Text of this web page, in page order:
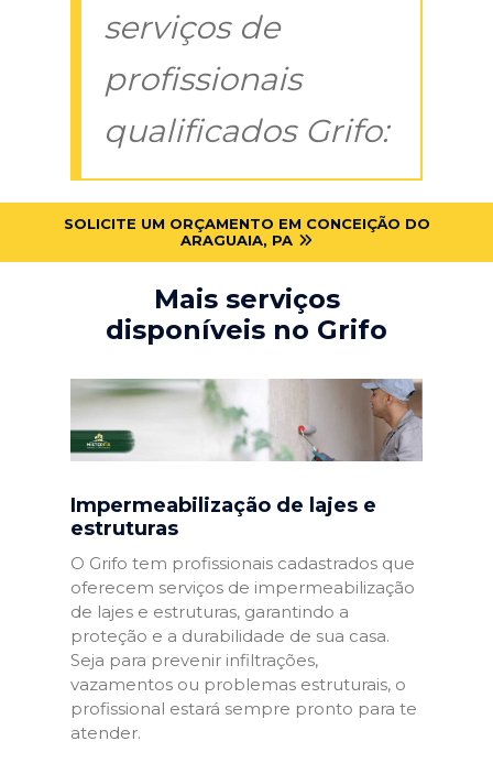
serviços de
profissionais
qualificados Grifo:
SOLICITE UM ORÇAMENTO EM CONCEIÇÃO DO
ARAGUAIA, PA
Mais serviços
disponíveis no Grifo
Impermeabilização de lajes e
estruturas
O Grifo tem profissionais cadastrados que
oferecem serviços de impermeabilização
de lajes e estruturas, garantindo a
proteção e a durabilidade de sua casa.
Seja para prevenir infiltrações,
vazamentos ou problemas estruturais, o
profissional estará sempre pronto para te
atender.